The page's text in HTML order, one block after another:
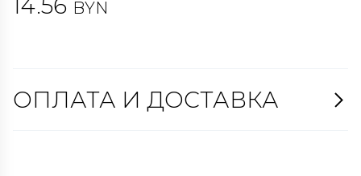
BYN
ОПЛАТА И ДОСТАВКА